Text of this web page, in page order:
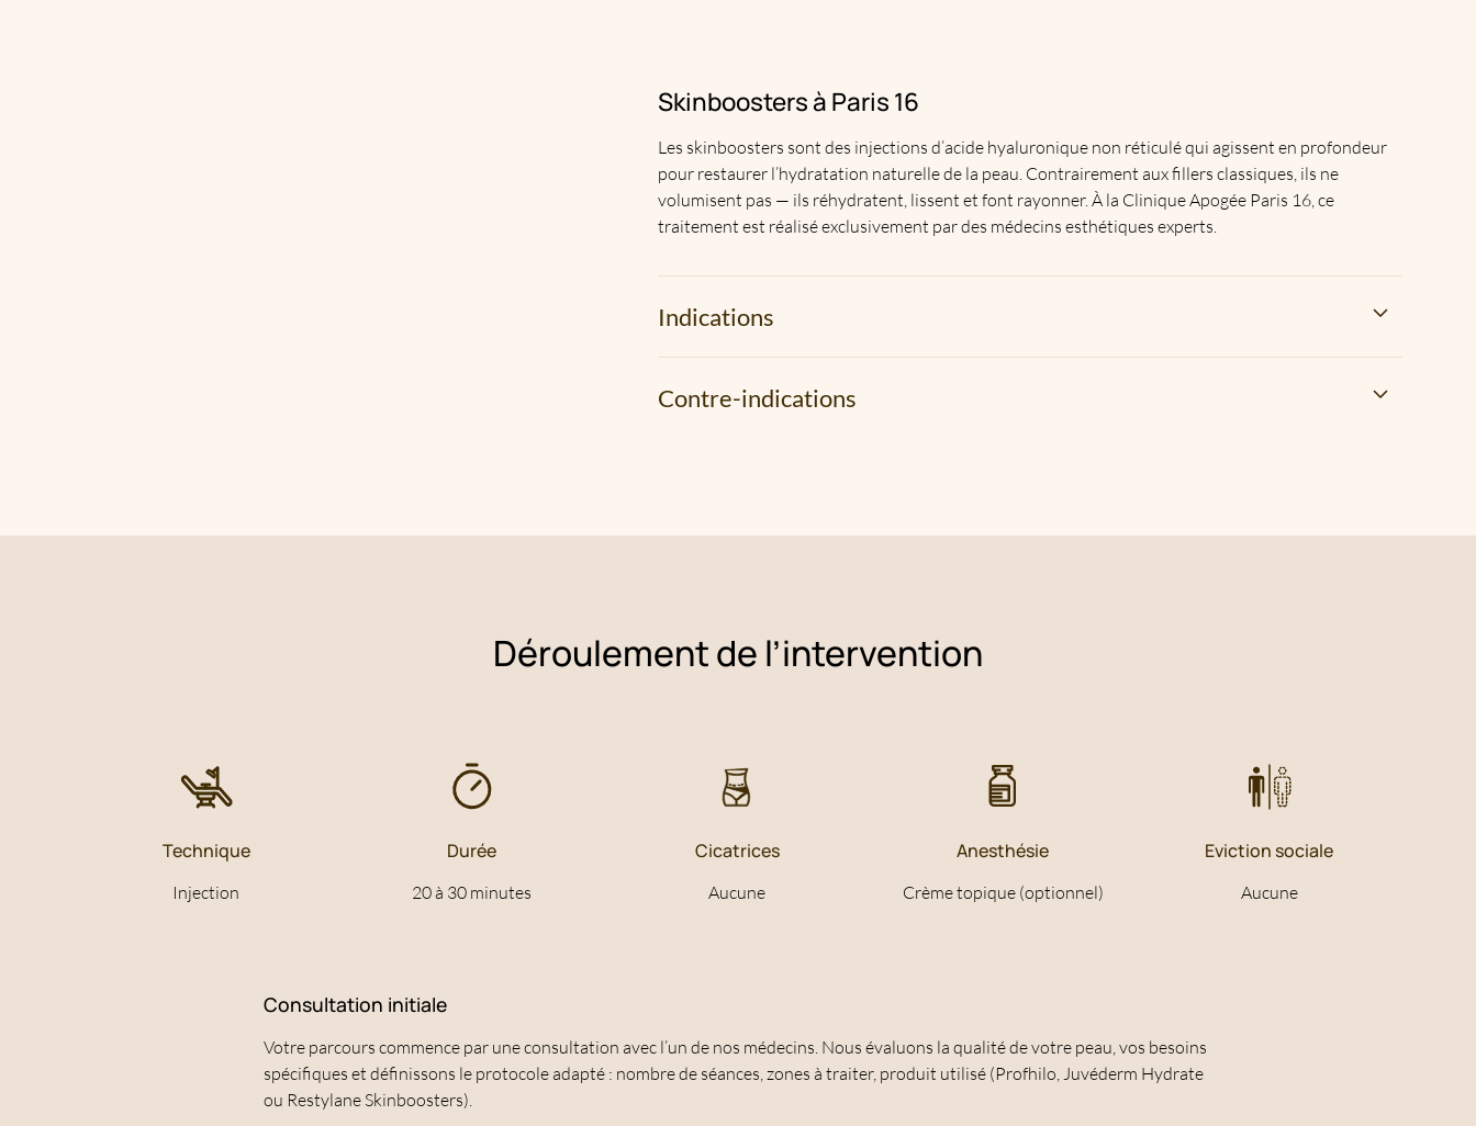
Skinboosters à Paris 16
Les skinboosters sont des injections d’acide hyaluronique non réticulé qui agissent en profondeur
pour restaurer l’hydratation naturelle de la peau. Contrairement aux fillers classiques, ils ne
volumisent pas — ils réhydratent, lissent et font rayonner. À la Clinique Apogée Paris 16, ce
traitement est réalisé exclusivement par des médecins esthétiques experts.
Indications
conviennent à tous les types de peau et à tout âge, notamment pour améliorer la qualité générale
Contre-indications
Déroulement de l’intervention
Technique
Injection
Durée
20 à 30 minutes
Cicatrices
Aucune
Anesthésie
Crème topique (optionnel)
Eviction sociale
Aucune
Consultation initiale
Votre parcours commence par une consultation avec l’un de nos médecins. Nous évaluons la qualité de votre peau, vos besoins
spécifiques et définissons le protocole adapté : nombre de séances, zones à traiter, produit utilisé (Profhilo, Juvéderm Hydrate
ou Restylane Skinboosters).